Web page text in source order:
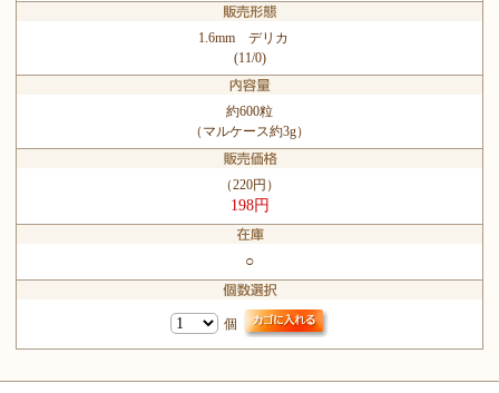
1.6mm デリカ
(11/0)
約600粒
（マルケース約3g）
（220円）
198円
○
個